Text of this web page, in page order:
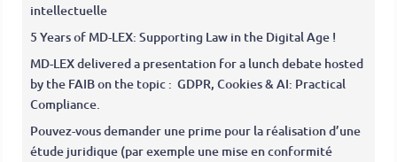
intellectuelle
5 Years of MD-LEX: Supporting Law in the Digital Age !
MD-LEX delivered a presentation for a lunch debate hosted
by the FAIB on the topic : GDPR, Cookies & AI: Practical
Compliance.
Pouvez-vous demander une prime pour la réalisation d’une
étude juridique (par exemple une mise en conformité